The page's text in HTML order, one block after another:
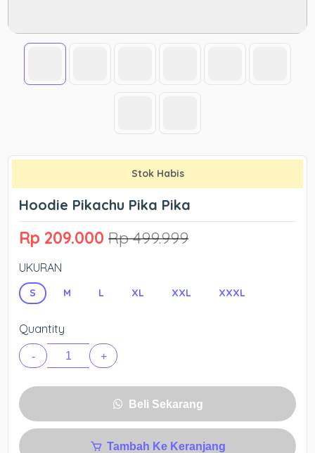
Stok Habis
Hoodie Pikachu Pika Pika
Rp 209.000 Rp 499.999
UKURAN
S M L XL XXL XXXL
Quantity
- +
Beli Sekarang
Tambah Ke Keranjang